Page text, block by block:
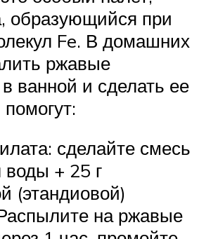
образующийся при
Fe. В домашних
ржавые
ванной и сделать ее
сделайте смесь
+ 25 г
(этандиовой)
на ржавые